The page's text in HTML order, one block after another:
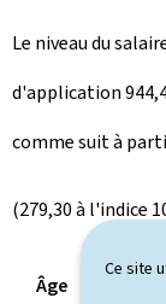
Ce site
Le niveau du
d'application
comme suit à
(279,30 à l'indice
Âge